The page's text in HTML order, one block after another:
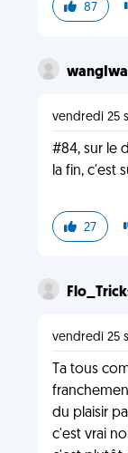
87
vendredi 25
#84, sur le
la fin, c'est
27
vendredi 25
Ta tous
du plaisir
c'est vrai